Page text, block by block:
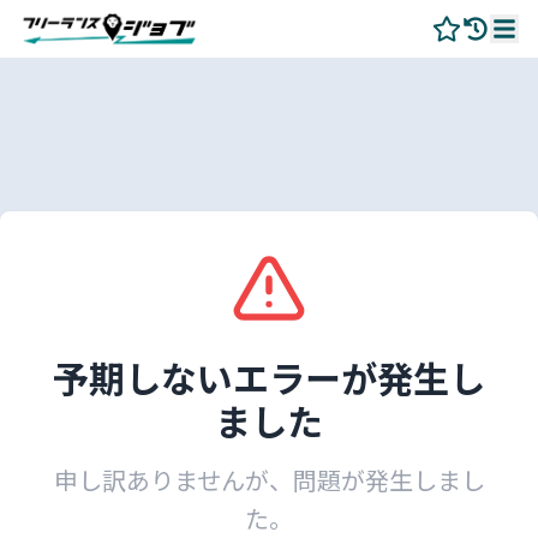
予期しないエラーが発生し
ました
申し訳ありませんが、問題が発生しまし
た。